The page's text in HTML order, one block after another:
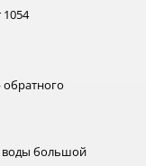
воды большой